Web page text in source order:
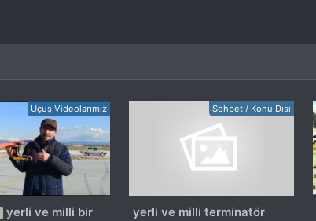
Uçuş Videolarımız
yerli ve milli bir
Sohbet / Konu Dısı
yerli ve milli terminatör